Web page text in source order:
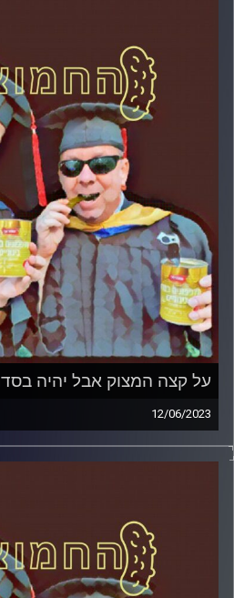
על קצה המצוק אבל יהיה
12/06/2023
המערכת הפוליטית על ספת
דוד ופרופסור גלעד הירשברגר.